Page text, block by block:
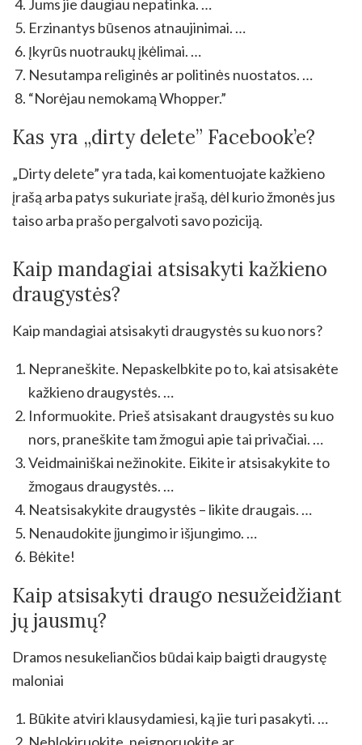
Jums jie daugiau nepatinka. …
Erzinantys būsenos atnaujinimai. …
Įkyrūs nuotraukų įkėlimai. …
Nesutampa religinės ar politinės nuostatos. …
“Norėjau nemokamą Whopper.”
Kas yra „dirty delete” Facebook’e?
„Dirty delete” yra tada, kai komentuojate kažkieno
įrašą arba patys sukuriate įrašą, dėl kurio žmonės jus
taiso arba prašo pergalvoti savo poziciją.
Kaip mandagiai atsisakyti kažkieno
draugystės?
Kaip mandagiai atsisakyti draugystės su kuo nors?
Nepraneškite. Nepaskelbkite po to, kai atsisakėte
kažkieno draugystės. …
Informuokite. Prieš atsisakant draugystės su kuo
nors, praneškite tam žmogui apie tai privačiai. …
Veidmainiškai nežinokite. Eikite ir atsisakykite to
žmogaus draugystės. …
Neatsisakykite draugystės – likite draugais. …
Nenaudokite įjungimo ir išjungimo. …
Bėkite!
Kaip atsisakyti draugo nesužeidžiant
jų jausmų?
Dramos nesukeliančios būdai kaip baigti draugystę
maloniai
Būkite atviri klausydamiesi, ką jie turi pasakyti. …